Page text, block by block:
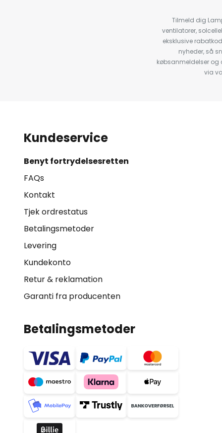
Tilmeld dig
ventilatorer,
eksklusive
nyheder, så
købsanmeldelser og
via
Kundeservice
Benyt fortrydelsesretten
FAQs
Kontakt
Tjek ordrestatus
Betalingsmetoder
Levering
Kundekonto
Retur & reklamation
Garanti fra producenten
Betalingsmetoder